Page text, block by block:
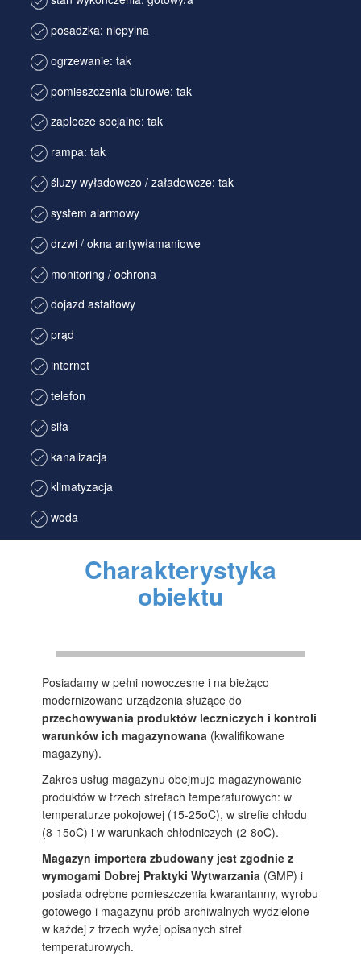
posadzka: niepylna
ogrzewanie: tak
pomieszczenia biurowe: tak
zaplecze socjalne: tak
rampa: tak
śluzy wyładowczo / załadowcze: tak
system alarmowy
drzwi / okna antywłamaniowe
monitoring / ochrona
dojazd asfaltowy
prąd
internet
telefon
siła
kanalizacja
klimatyzacja
woda
Charakterystyka
obiektu
Posiadamy w pełni nowoczesne i na bieżąco
modernizowane urządzenia służące do
przechowywania produktów leczniczych i kontroli
warunków ich magazynowana (kwalifikowane
magazyny).
Zakres usług magazynu obejmuje magazynowanie
produktów w trzech strefach temperaturowych: w
temperaturze pokojowej (15-25oC), w strefie chłodu
(8-15oC) i w warunkach chłodniczych (2-8oC).
Magazyn importera zbudowany jest zgodnie z
wymogami Dobrej Praktyki Wytwarzania (GMP) i
posiada odrębne pomieszczenia kwarantanny, wyrobu
gotowego i magazynu prób archiwalnych wydzielone
w każdej z trzech wyżej opisanych stref
temperaturowych.